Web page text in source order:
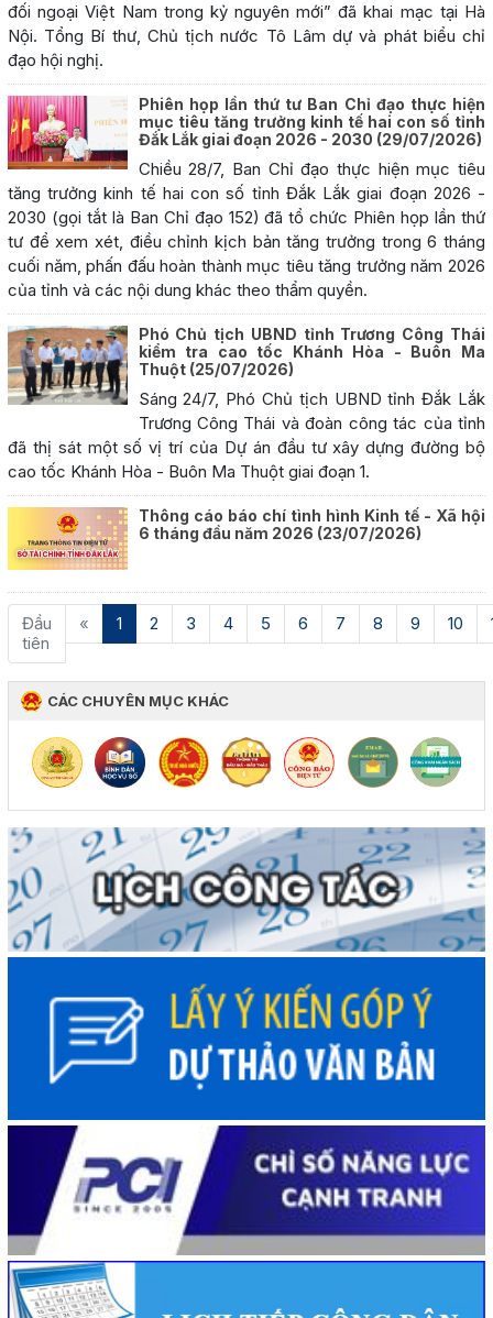
đối ngoại Việt Nam trong kỷ nguyên mới” đã khai mạc tại Hà
Nội. Tổng Bí thư, Chủ tịch nước Tô Lâm dự và phát biểu chỉ
đạo hội nghị.
Phiên họp lần thứ tư Ban Chỉ đạo thực hiện
mục tiêu tăng trưởng kinh tế hai con số tỉnh
Đắk Lắk giai đoạn 2026 - 2030 (29/07/2026)
Chiều 28/7, Ban Chỉ đạo thực hiện mục tiêu
tăng trưởng kinh tế hai con số tỉnh Đắk Lắk giai đoạn 2026 -
2030 (gọi tắt là Ban Chỉ đạo 152) đã tổ chức Phiên họp lần thứ
tư để xem xét, điều chỉnh kịch bản tăng trưởng trong 6 tháng
cuối năm, phấn đấu hoàn thành mục tiêu tăng trưởng năm 2026
của tỉnh và các nội dung khác theo thẩm quyền.
Phó Chủ tịch UBND tỉnh Trương Công Thái
kiểm tra cao tốc Khánh Hòa - Buôn Ma
Thuột (25/07/2026)
Sáng 24/7, Phó Chủ tịch UBND tỉnh Đắk Lắk
Trương Công Thái và đoàn công tác của tỉnh
đã thị sát một số vị trí của Dự án đầu tư xây dựng đường bộ
cao tốc Khánh Hòa - Buôn Ma Thuột giai đoạn 1.
Thông cáo báo chí tình hình Kinh tế - Xã hội
6 tháng đầu năm 2026 (23/07/2026)
Đầu
tiên
« 1 (current)
2 3 4 5 6 7 8 9 10
CÁC CHUYÊN MỤC KHÁC